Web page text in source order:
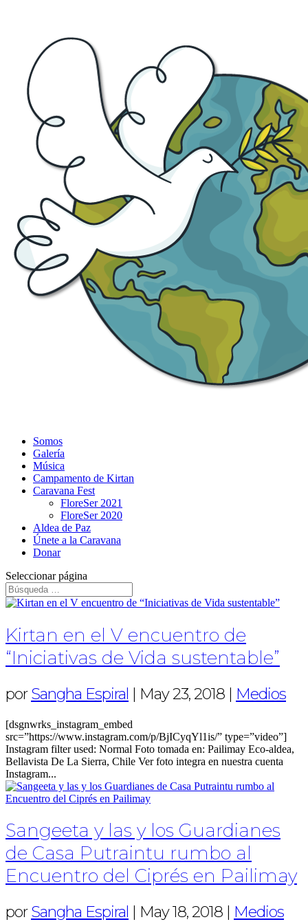
Somos
Galería
Música
Campamento de Kirtan
Caravana Fest
FloreSer 2021
FloreSer 2020
Aldea de Paz
Únete a la Caravana
Donar
Seleccionar página
Kirtan en el V encuentro de
“Iniciativas de Vida sustentable”
porSangha Espiral | May 23, 2018 | Medios
[dsgnwrks_instagram_embed
src=”https://www.instagram.com/p/BjICyqYl1is/” type=”video”]
Instagram filter used: Normal Foto tomada en: Pailimay Eco-aldea,
Bellavista De La Sierra, Chile Ver foto integra en nuestra cuenta
Instagram...
Sangeeta y las y los Guardianes
de Casa Putraintu rumbo al
Encuentro del Ciprés en Pailimay
porSangha Espiral May 18, 2018 Medios